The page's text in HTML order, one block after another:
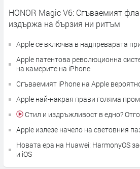
HONOR Magic V6: Сгъваемият
издържа на бързия ни ритъм
Apple се включва в надпреварата
Apple патентова революционна
на камерите на iPhone
Сгъваемият iPhone на Apple
Apple най-накрая прави голяма
Стил и издръжливост в едно?
Apple излезе начело на световния
Новата ера на Huawei: HarmonyOS
и iOS